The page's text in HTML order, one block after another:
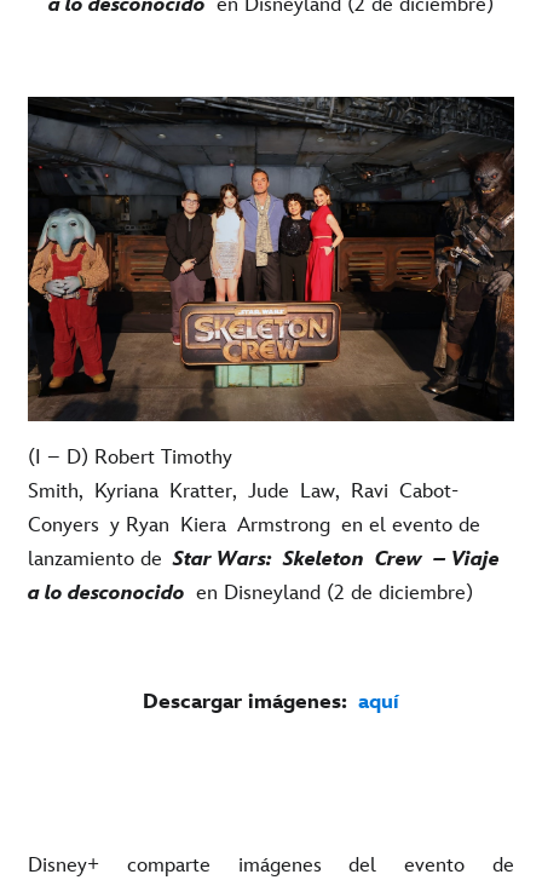
(I – D) Robert Timothy
Smith, Kyriana Kratter, Jude Law, Ravi Cabot-
Conyers y Ryan Kiera Armstrong en el evento de
lanzamiento de Star Wars: Skeleton Crew – Viaje
a lo desconocido en Disneyland (2 de diciembre)
Descargar imágenes: aquí
Disney+ comparte imágenes del evento de